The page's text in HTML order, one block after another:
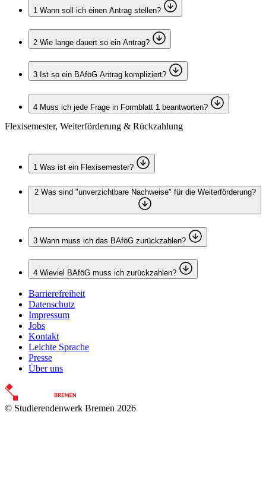
1 Wann soll ich einen Antrag stellen?
2 Wie lange dauert so ein Antrag?
3 Ist so ein BAföG Antrag kompliziert?
4 Muss ich jede Frage in Formblatt 1 beantworten?
Flexisemester, Weiterförderung & Rückzahlung
1 Was ist ein Flexisemester?
2 Was sind "unverzichtbare Nachweise" für die Weiterförderung?
3 Wann muss ich das BAföG zurückzahlen?
4 Wieviel BAföG muss ich zurückzahlen?
Barrierefreiheit
Datenschutz
Impressum
Jobs
Kontakt
Leichte Sprache
Presse
Über uns
© Studierendenwerk Bremen 2026